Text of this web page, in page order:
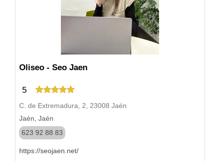
Oliseo - Seo Jaen
5
C. de Extremadura, 2, 23008 Jaén
Jaén, Jaén
623 92 88 83
https://seojaen.net/